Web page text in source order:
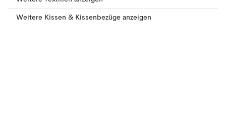
Weitere Kissen & Kissenbezüge anzeigen